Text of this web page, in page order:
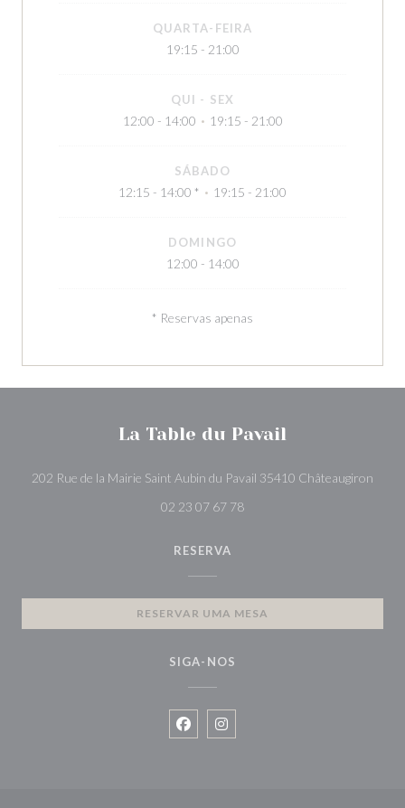
QUARTA-FEIRA
19:15 - 21:00
QUI - SEX
12:00 - 14:00 • 19:15 - 21:00
SÁBADO
12:15 - 14:00 * • 19:15 - 21:00
DOMINGO
12:00 - 14:00
* Reservas apenas
La Table du Pavail
202 Rue de la Mairie Saint Aubin du Pavail 35410 Châteaugiron
02 23 07 67 78
RESERVA
RESERVAR UMA MESA
SIGA-NOS
Facebook ((abre numa nova janela))
Instagram ((abre numa nova